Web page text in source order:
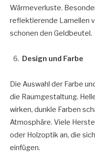
Wärmeverluste.
reflektierende Lamellen
schonen den Geldbeutel.
Design und Farbe
Die Auswahl der Farbe
die Raumgestaltung.
wirken, dunkle Farben
Atmosphäre. Viele
oder Holzoptik an, die
einfügen.